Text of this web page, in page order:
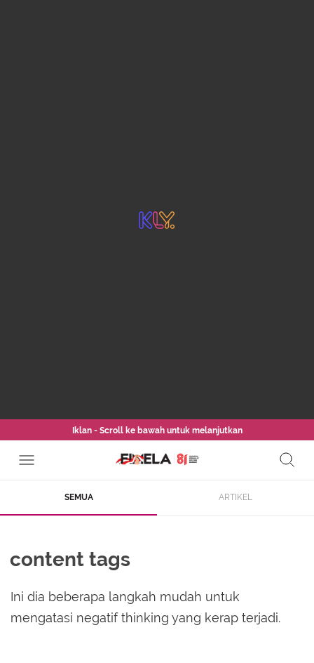
Iklan - Scroll ke bawah untuk melanjutkan
SEMUA ARTIKEL
content tags
Ini dia beberapa langkah mudah untuk
mengatasi negatif thinking yang kerap terjadi.